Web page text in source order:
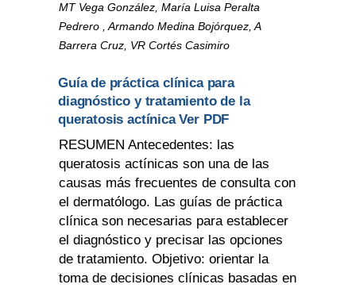
MT Vega González, María Luisa Peralta
Pedrero , Armando Medina Bojórquez, A
Barrera Cruz, VR Cortés Casimiro
Guía de práctica clínica para
diagnóstico y tratamiento de la
queratosis actínica Ver PDF
RESUMEN Antecedentes: las
queratosis actínicas son una de las
causas más frecuentes de consulta con
el dermatólogo. Las guías de práctica
clínica son necesarias para establecer
el diagnóstico y precisar las opciones
de tratamiento. Objetivo: orientar la
toma de decisiones clínicas basadas en